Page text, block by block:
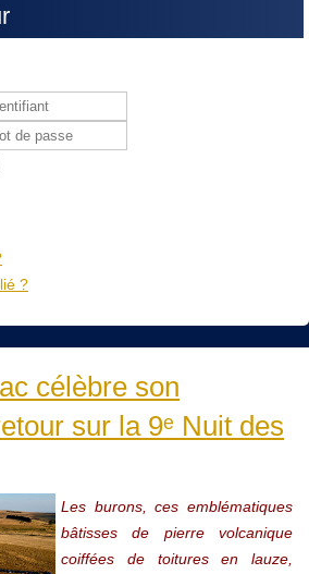
?
célèbre son
sur la 9ᵉ Nuit des
Les burons, ces emblématiques
bâtisses de pierre volcanique
coiffées de toitures en lauze,